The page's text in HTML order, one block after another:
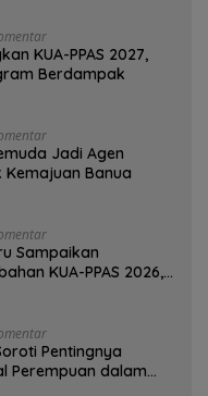
KUA-PPAS 2027,
Berdampak
Jadi Agen
Banua
Sampaikan
KUA-PPAS 2026,
Pentingnya
Perempuan dalam